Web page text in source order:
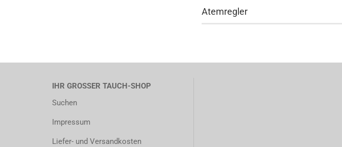
Atemregler
IHR GROSSER TAUCH-SHOP
Suchen
Impressum
Liefer- und Versandkosten